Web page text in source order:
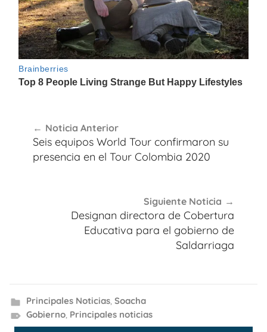
de
entradas
Noticia Anterior
Seis equipos World Tour confirmaron su
presencia en el Tour Colombia 2020
Siguiente Noticia
Designan directora de Cobertura
Educativa para el gobierno de
Saldarriaga
Principales Noticias, Soacha
Gobierno, Principales noticias